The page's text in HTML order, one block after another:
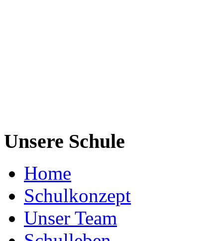
Unsere Schule
Home
Schulkonzept
Unser Team